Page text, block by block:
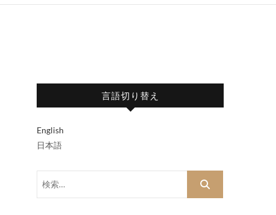
言語切り替え
English
日本語